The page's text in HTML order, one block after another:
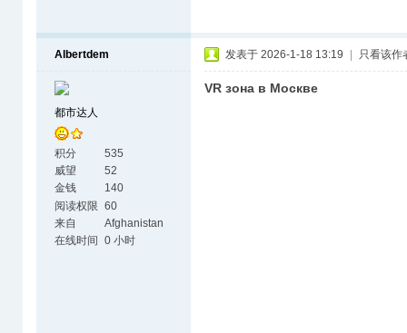
Albertdem
都市达人
积分
535
威望
52
金钱
140
阅读权限 60
来自
Afghanistan
在线时间
0 小时
发表于 2026-1-18 13:19 只看该作
VR зона в Москве